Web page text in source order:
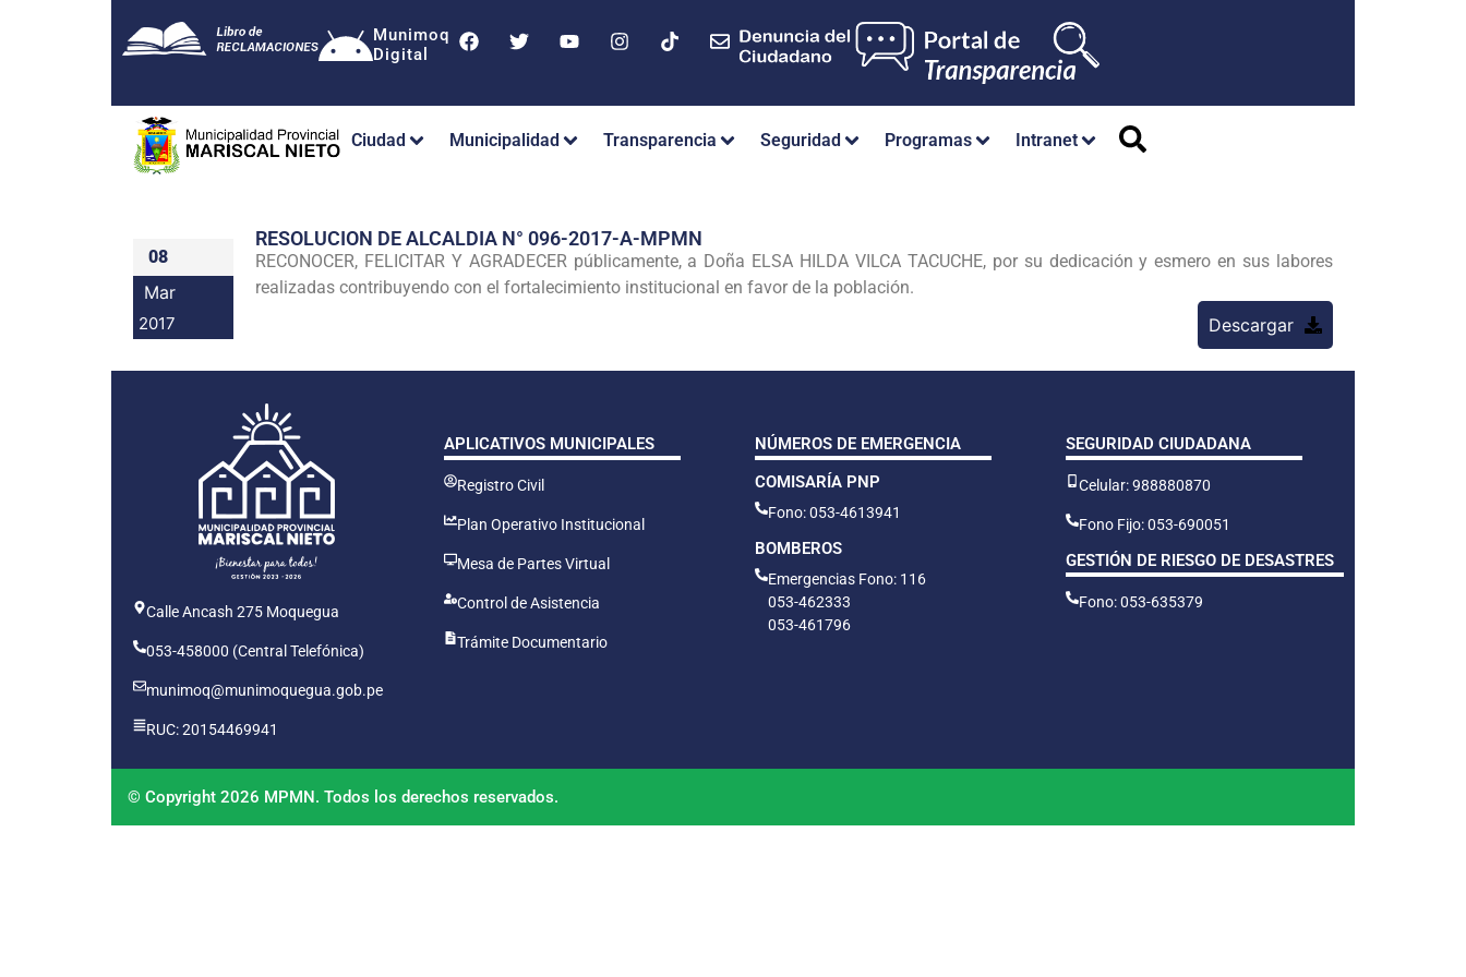
Munimoq
Digital
Ciudad Municipalidad Transparencia Seguridad Programas Intranet
08
Mar
2017
RESOLUCION DE ALCALDIA N° 096-2017-A-MPMN
RECONOCER, FELICITAR Y AGRADECER públicamente, a Doña ELSA HILDA VILCA TACUCHE, por su dedicación y esmero en sus labores
realizadas contribuyendo con el fortalecimiento institucional en favor de la población.
Descargar
Calle Ancash 275 Moquegua
053-458000 (Central Telefónica)
munimoq@munimoquegua.gob.pe
RUC: 20154469941
APLICATIVOS MUNICIPALES
Registro Civil
Plan Operativo Institucional
Mesa de Partes Virtual
Control de Asistencia
Trámite Documentario
NÚMEROS DE EMERGENCIA
COMISARÍA PNP
Fono: 053-4613941
BOMBEROS
Emergencias Fono: 116
053-462333
053-461796
SEGURIDAD CIUDADANA
Celular: 988880870
Fono Fijo: 053-690051
GESTIÓN DE RIESGO DE DESASTRES
Fono: 053-635379
© Copyright 2026 MPMN. Todos los derechos reservados.